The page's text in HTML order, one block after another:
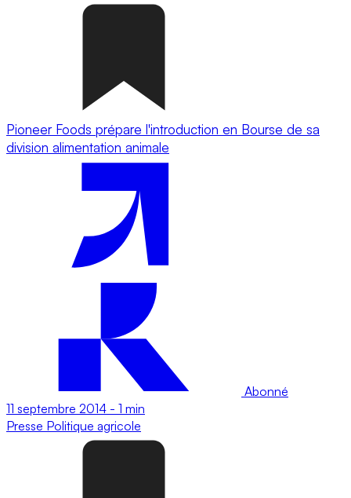
Pioneer Foods prépare l'introduction en Bourse de sa
division alimentation animale
Abonné
11 septembre 2014 - 1 min
Presse Politique agricole